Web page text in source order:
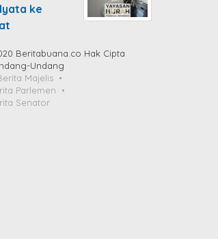
ke
Beritabuana.co Hak Cipta
Undang
Majelis
Parlemen
Senator